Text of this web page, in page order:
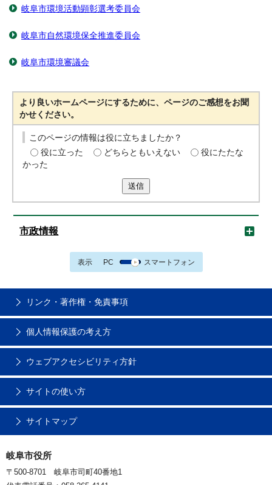
岐阜市環境活動顕彰選考委員会
岐阜市自然環境保全推進委員会
岐阜市環境審議会
より良いホームページにするために、ページのご感想をお聞
かせください。
このページの情報は役に立ちましたか？
役に立った
どちらともいえない
役にたたな
かった
送信
市政情報
表示 PC スマートフォン
リンク・著作権・免責事項
個人情報保護の考え方
ウェブアクセシビリティ方針
サイトの使い方
サイトマップ
岐阜市役所
〒500-8701 岐阜市司町40番地1